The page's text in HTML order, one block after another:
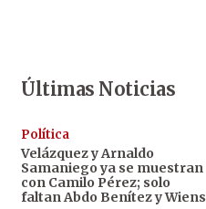
Últimas Noticias
Política
Velázquez y Arnaldo
Samaniego ya se muestran
con Camilo Pérez; solo
faltan Abdo Benítez y Wiens